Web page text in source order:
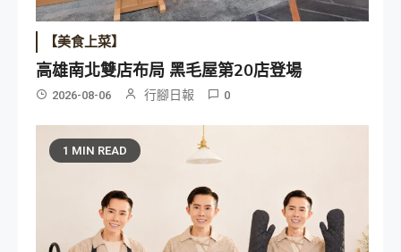
【美食上菜】
高雄南北雙店布局 黑毛屋第20店登場
2026-08-06 行腳日報 0
1 MIN READ